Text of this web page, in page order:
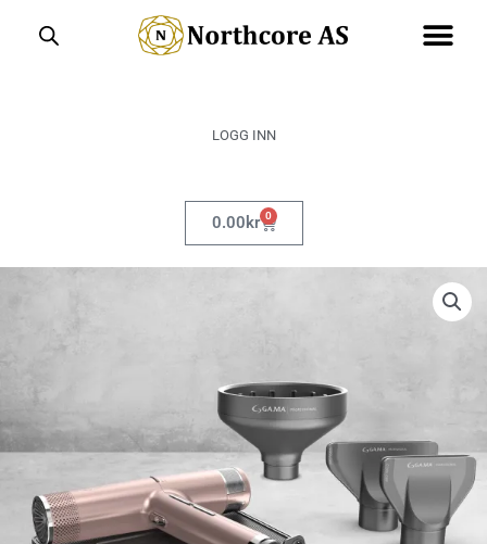
LOGG INN
0.00kr 0
Handlekurv